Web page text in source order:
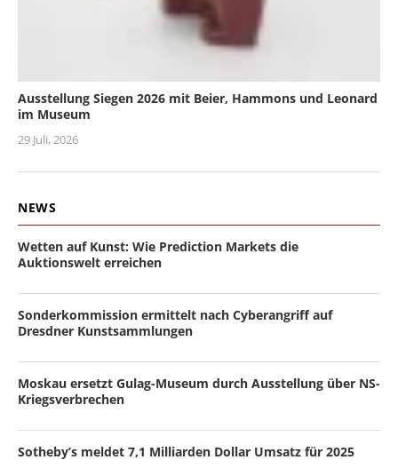
Ausstellung Siegen 2026 mit Beier, Hammons und Leonard
im Museum
29 Juli, 2026
NEWS
Wetten auf Kunst: Wie Prediction Markets die
Auktionswelt erreichen
Sonderkommission ermittelt nach Cyberangriff auf
Dresdner Kunstsammlungen
Moskau ersetzt Gulag-Museum durch Ausstellung über NS-
Kriegsverbrechen
Sotheby’s meldet 7,1 Milliarden Dollar Umsatz für 2025